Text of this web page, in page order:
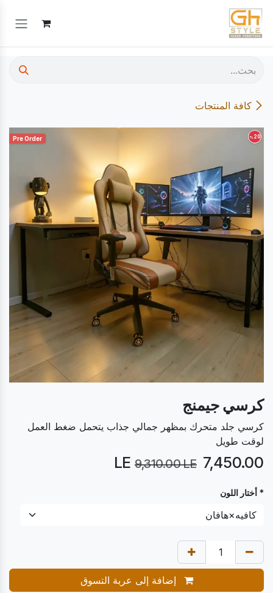
تخطي للذهاب إلى المحتوى
كافة المنتجات
Pre Order 20
%
كرسي جيمنج
كرسي جلد متحرك بمظهر جمالي جذاب يتحمل ضغط العمل
لوقت طويل
7,450.00
9,310.00LE
* أختار اللون
إضافة إلى عربة التسوق